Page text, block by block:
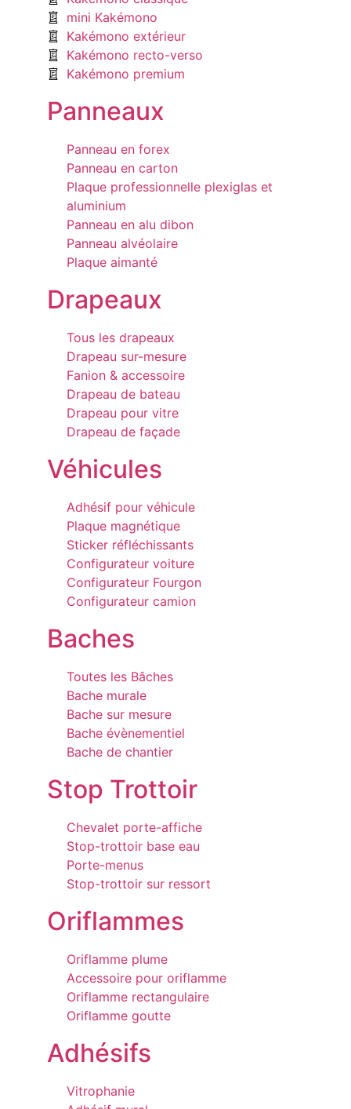
mini Kakémono
Kakémono extérieur
Kakémono recto-verso
Kakémono premium
Panneaux
Panneau en forex
Panneau en carton
Plaque professionnelle plexiglas et
aluminium
Panneau en alu dibon
Panneau alvéolaire
Plaque aimanté
Drapeaux
Tous les drapeaux
Drapeau sur-mesure
Fanion & accessoire
Drapeau de bateau
Drapeau pour vitre
Drapeau de façade
Véhicules
Adhésif pour véhicule
Plaque magnétique
Sticker réfléchissants
Configurateur voiture
Configurateur Fourgon
Configurateur camion
Baches
Toutes les Bâches
Bache murale
Bache sur mesure
Bache évènementiel
Bache de chantier
Stop Trottoir
Chevalet porte-affiche
Stop-trottoir base eau
Porte-menus
Stop-trottoir sur ressort
Oriflammes
Oriflamme plume
Accessoire pour oriflamme
Oriflamme rectangulaire
Oriflamme goutte
Adhésifs
Vitrophanie